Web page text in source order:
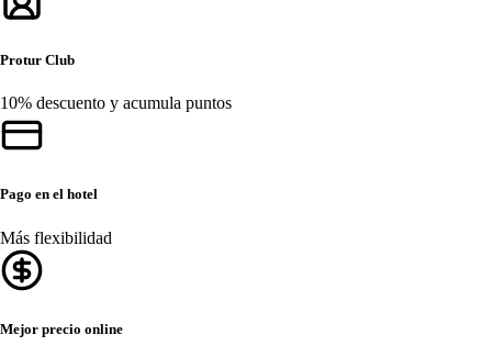
Protur Club
10% descuento y acumula puntos
Pago en el hotel
Más flexibilidad
Mejor precio online